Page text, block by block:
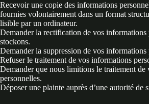
Recevoir une copie des informations
fournies volontairement dans un format
lisible par un ordinateur.
Demander la rectification de vos informations
stockons.
Demander la suppression de vos informations
Refuser le traitement de vos informations
Demander que nous limitions le traitement de
personnelles.
Déposer une plainte auprès d’une autorité de